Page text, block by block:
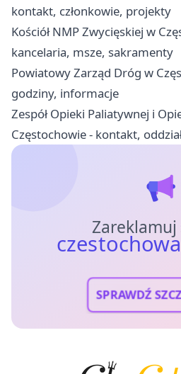
kontakt, członkowie, projekty
Kościół NMP Zwycięskiej w
kancelaria, msze, sakramenty
Powiatowy Zarząd Dróg w
godziny, informacje
Zespół Opieki Paliatywnej i
Częstochowie - kontakt,
Zareklamuj
SPRAWDŹ